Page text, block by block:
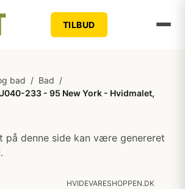
TILBUD
bad / Bad /
233 - 95 New York - Hvidmalet,
på denne side kan være genereret
HVIDEVARESHOPPEN.DK